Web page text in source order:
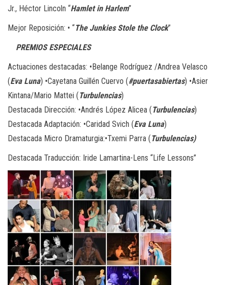
Jr., Héctor Lincoln “Hamlet in Harlem”
Mejor Reposición: • “The Junkies Stole the Clock”
PREMIOS ESPECIALES
Actuaciones destacadas: •Belange Rodríguez /Andrea Velasco
(Eva Luna) •Cayetana Guillén Cuervo (#puertasabiertas) •Asier
Kintana/Mario Mattei ( Turbulencias)
Destacada Dirección: •Andrés López Alicea ( Turbulencias)
Destacada Adaptación: •Caridad Svich (Eva Luna)
Destacada Micro Dramaturgia:•Txemi Parra ( Turbulencias)
Destacada Traducción: Iride Lamartina-Lens “Life Lessons”